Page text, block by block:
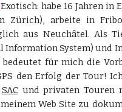
habe 16 Jahren in
Zürich), arbeite in
aus Neuchâtel. Als
Information System) und
für mich die
den Erfolg der Tour!
SACund privaten Touren
Web Site zu